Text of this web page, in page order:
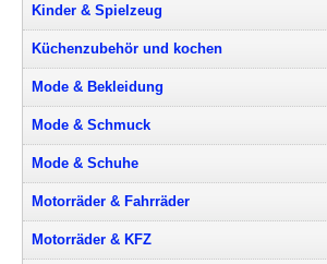
Kinder & Spielzeug
Küchenzubehör und kochen
Mode & Bekleidung
Mode & Schmuck
Mode & Schuhe
Motorräder & Fahrräder
Motorräder & KFZ